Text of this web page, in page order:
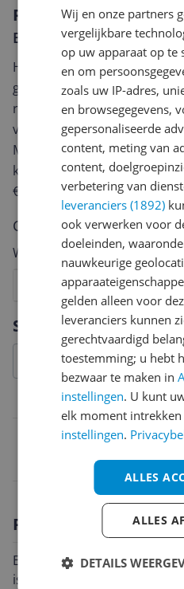
Specificaties
8059342820281
Productomschrijving
Een schoen ontworpen
is de CMP gymschoen.Het
Reviews
Er zijn nog geen reviews
Heb jij dit product in bezit
geven? Start dan hieronder
review. Afhankelijk van de
van een review gemiddeld
Met jouw mening help je
keuze te maken én maak je
€250,-!
Klik hier voor de
Cijfer
Welk cijfer geef jij dit
5
4
3
2
Vraag 1
Wij en onze partners
vergelijkbare
op uw apparaat op te
en om
zoals uw IP-adres,
en browsegegevens,
gepersonaliseerde
content, meting van
content,
verbetering van
leveranciers (1892)
ook verwerken voor
doeleinden,
nauwkeurige
gelden alleen voor
leveranciers kunnen
gerechtvaardigd
toestemming; u hebt
bezwaar te maken in
instellingen. U kunt
elk moment intrekken
instellingen.
ALLES
ALLES
DETAILS